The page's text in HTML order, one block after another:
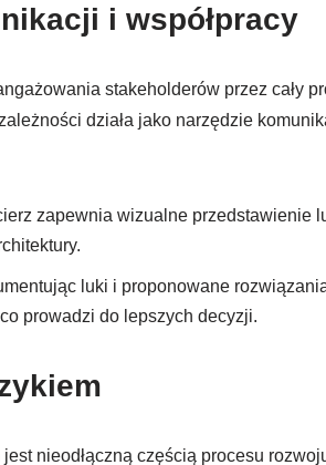
i współpracy
stakeholderów przez cały
działa jako narzędzie
zapewnia wizualne przedstawienie
luki i proponowane
prowadzi do lepszych decyzji.
nieodłączną częścią procesu